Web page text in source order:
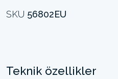
SKU 56802EU
Teknik özellikler